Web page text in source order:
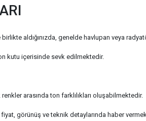
aldığınızda, genelde havlupan veya
kutu içerisinde sevk edilmektedir.
arasında ton farklılıkları oluşabilmektedir.
fiyat, görünüş ve teknik detaylarında haber